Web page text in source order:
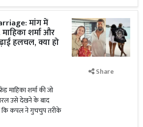
मांग में
शर्मा और
हलचल, क्या हो
माहिका शर्मा की जो
उसे देखने के बाद
कपल ने गुचचुप तरीके
Share